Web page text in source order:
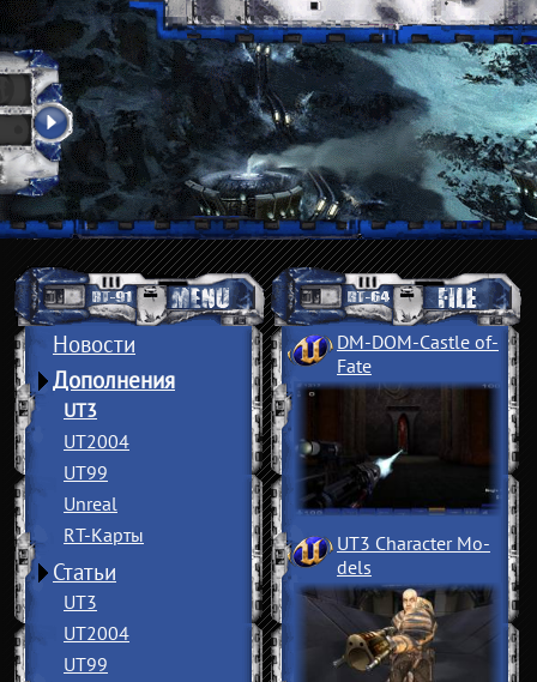
Новости
Дополнения
UT3
UT2004
UT99
Unreal
RT-Карты
Статьи
UT3
UT2004
UT99
DM-DOM-Castle of­
Fate
UT3 Character Mo­
dels